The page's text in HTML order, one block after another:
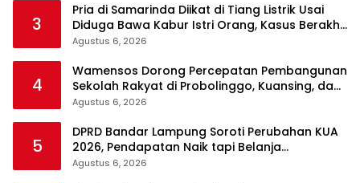
3
Pria di Samarinda Diikat di Tiang Listrik Usai
Diduga Bawa Kabur Istri Orang, Kasus Berakhir
Damai
Agustus 6, 2026
4
Wamensos Dorong Percepatan Pembangunan
Sekolah Rakyat di Probolinggo, Kuansing, dan
Polewali Mandar
Agustus 6, 2026
5
DPRD Bandar Lampung Soroti Perubahan KUA
2026, Pendapatan Naik tapi Belanja
Pembangunan Dipangkas
Agustus 6, 2026